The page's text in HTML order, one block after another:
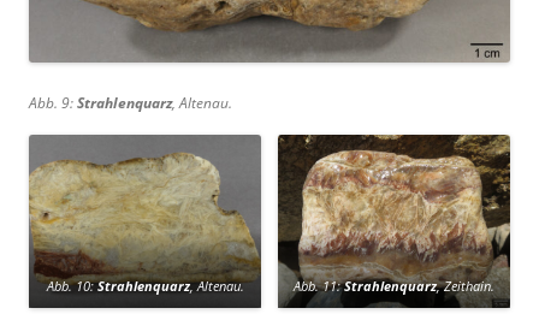
Abb. 9:Strahlenquarz, Altenau.
Abb. 10:Strahlenquarz, Altenau. Abb. 11:Strahlenquarz, Zeithain.